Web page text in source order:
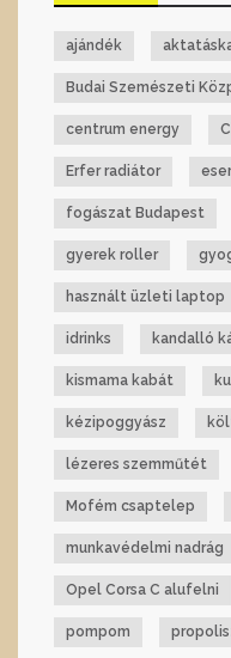
ajándék
Budai Szemészeti
centrum energy
Erfer radiátor
fogászat Budapest
gyerek roller
használt üzleti laptop
idrinks kandalló
kismama kabát
kézipoggyász
lézeres szemműtét
Mofém csaptelep
munkavédelmi nadrág
Opel Corsa C alufelni
pompom